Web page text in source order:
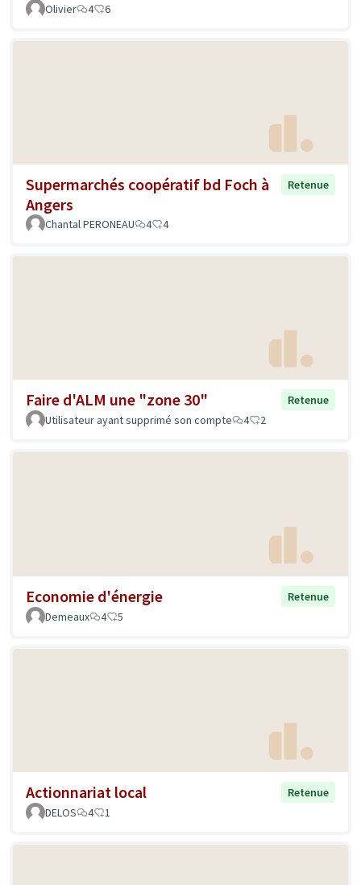
Olivier 4 6
Supermarchés coopératif bd Foch à
Angers
Retenue
Chantal PERONEAU 4 4
Faire d'ALM une "zone 30"
Retenue
Utilisateur ayant supprimé son compte
4 2
Economie d'énergie
Retenue
Demeaux
4 5
Actionnariat local
Retenue
DELOS
4 1